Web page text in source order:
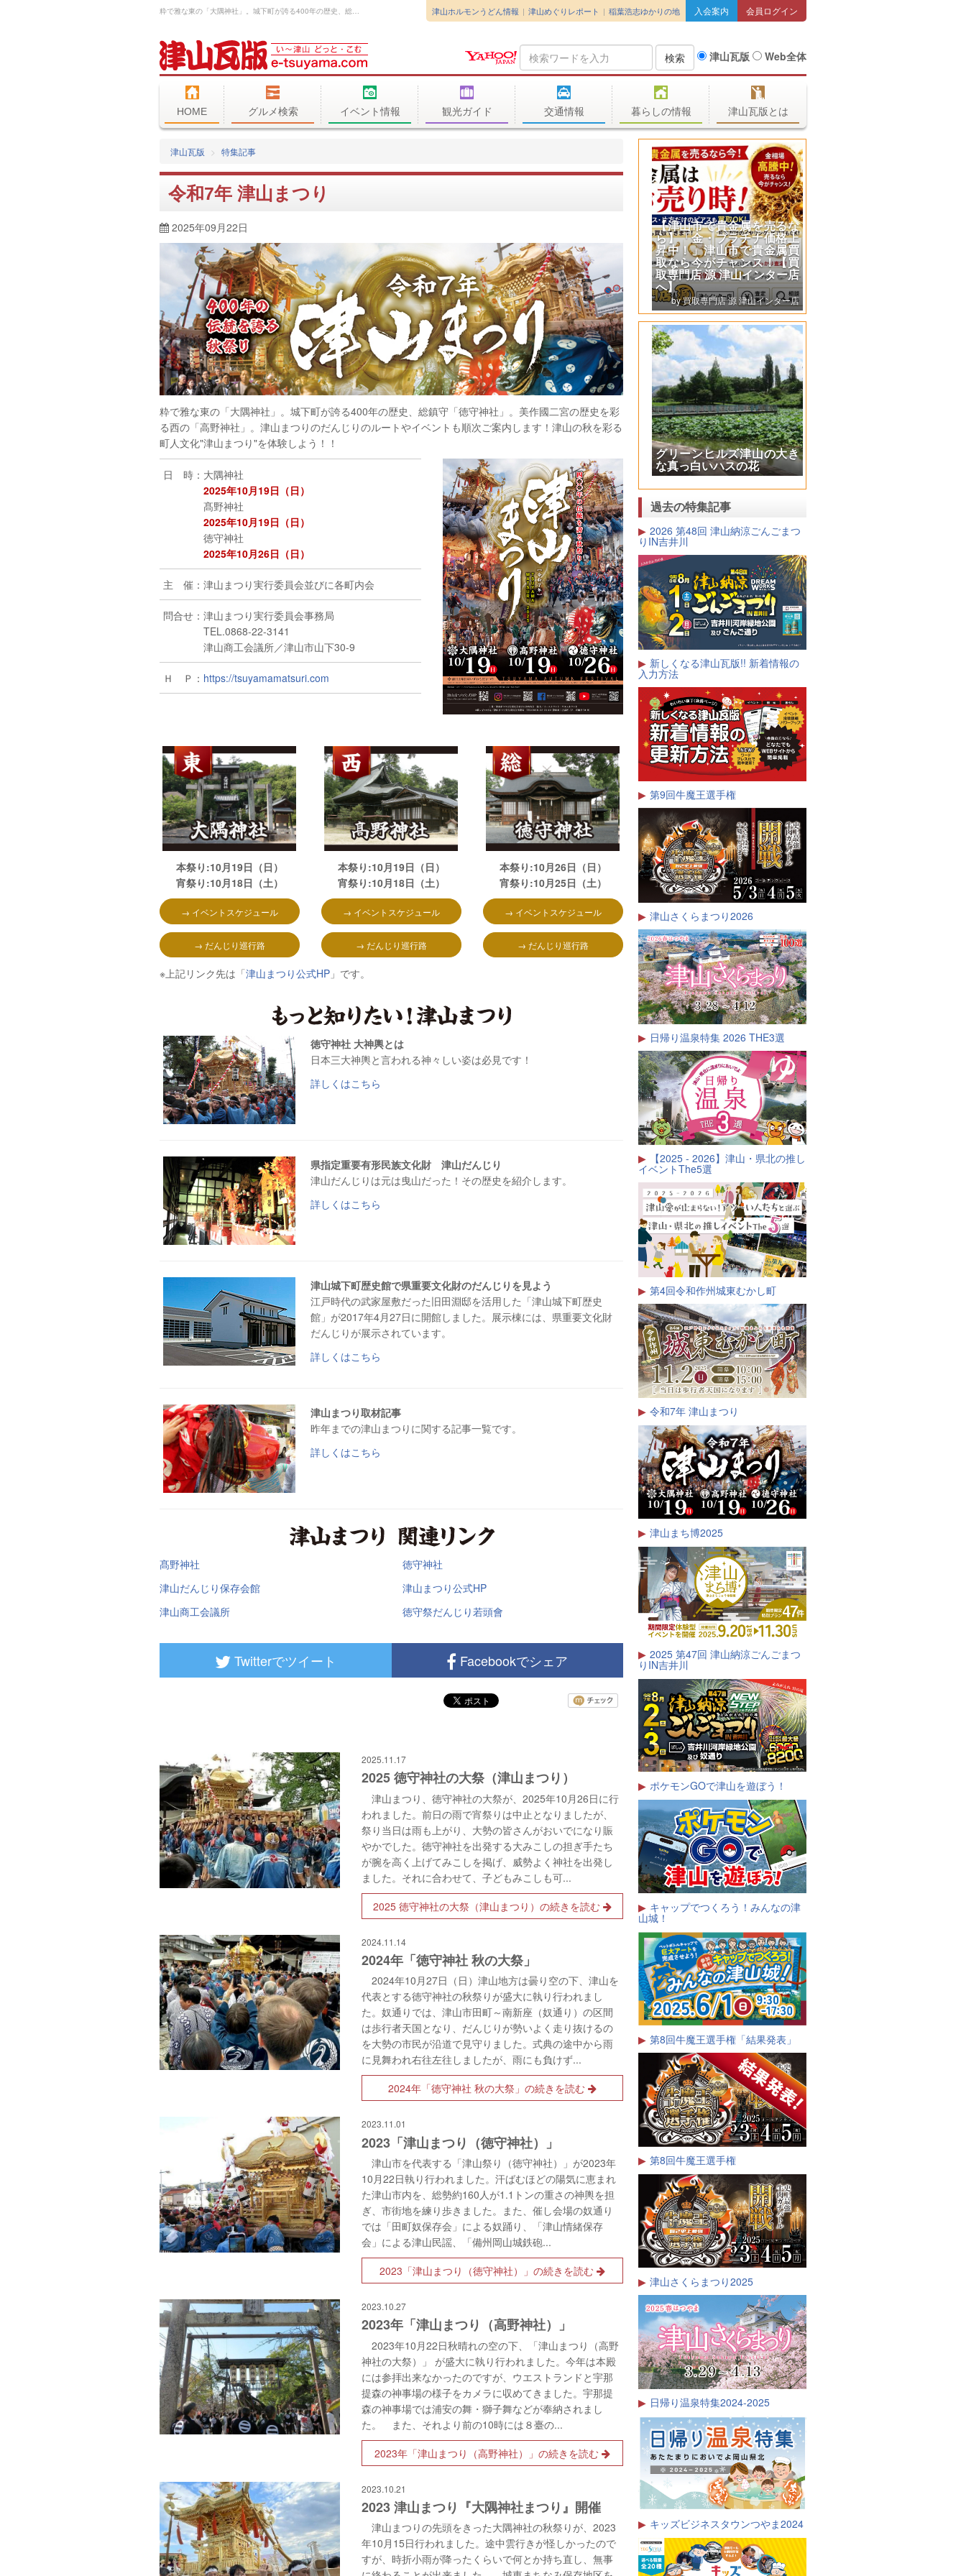
粋で雅な東の「大隅神社」。城下町が誇る400年の歴史、総鎮守「徳守神社」。美作... 入会案内 会員ログイン
津山ホルモンうどん情報 津山めぐりレポート 稲葉浩志ゆかりの地
Search
Query
検索 津山瓦版 Web全体
HOME グルメ検索 イベント情報 観光ガイド 交通情報 暮らしの情報 津山瓦版とは
津山瓦版 特集記事
令和7年 津山まつり
2025年09月22日
粋で雅な東の「大隅神社」。城下町が誇る400年の歴史、総鎮守「徳守神社」。美作國二宮の歴史を彩
る西の「高野神社」。津山まつりのだんじりのルートやイベントも順次ご案内します！津山の秋を彩る
町人文化"津山まつり"を体験しよう！！
日 時：大隅神社
2025年10月19日（日）
髙野神社
2025年10月19日 （日）
徳守神社
2025年10月26日 （日）
主 催：津山まつり実行委員会並びに各町内会
問合せ：津山まつり実行委員会事務局
TEL.0868-22-3141
津山商工会議所／津山市山下30-9
Ｈ Ｐ： https://tsuyamamatsuri.com
本祭り:10月19日（日）
宵祭り:10月18日（土）
→ イベントスケジュール
→ だんじり巡行路
本祭り:10月19日（日）
宵祭り:10月18日（土）
→ イベントスケジュール
→ だんじり巡行路
本祭り:10月26日（日）
宵祭り:10月25日（土）
→ イベントスケジュール
→ だんじり巡行路
※上記リンク先は「津山まつり公式HP 」です。
徳守神社 大神輿とは
日本三大神輿と言われる神々しい姿は必見です！
詳しくはこちら
県指定重要有形民族文化財 津山だんじり
津山だんじりは元は曳山だった！その歴史を紹介します。
詳しくはこちら
津山城下町歴史館で県重要文化財のだんじりを見よう
江戸時代の武家屋敷だった旧田淵邸を活用した「津山城下町歴史
館」が2017年4月27日に開館しました。展示棟には、県重要文化財
だんじりが展示されています。
詳しくはこちら
津山まつり取材記事
昨年までの津山まつりに関する記事一覧です。
詳しくはこちら
髙野神社
津山だんじり保存会館
津山商工会議所
徳守神社
津山まつり公式HP
徳守祭だんじり若頭會
Twitterでツイート Facebookでシェア
2025.11.17
2025 徳守神社の大祭（津山まつり）
津山まつり、徳守神社の大祭が、2025年10月26日に行
われました。前日の雨で宵祭りは中止となりましたが、
祭り当日は雨も上がり、大勢の皆さんがおいでになり賑
やかでした。徳守神社を出発する大みこしの担ぎ手たち
が腕を高く上げてみこしを掲げ、威勢よく神社を出発し
ました。それに合わせて、子どもみこしも可...
2025 徳守神社の大祭（津山まつり）の続きを読む
2024.11.14
2024年「徳守神社 秋の大祭」
2024年10月27日（日）津山地方は曇り空の下、津山を
代表とする徳守神社の秋祭りが盛大に執り行われまし
た。奴通りでは、津山市田町～南新座（奴通り）の区間
は歩行者天国となり、だんじりが勢いよく走り抜けるの
を大勢の市民が沿道で見守りました。式典の途中から雨
に見舞われ右往左往しましたが、雨にも負けず...
2024年「徳守神社 秋の大祭」の続きを読む
2023.11.01
2023「津山まつり（徳守神社）」
津山市を代表する「津山祭り（徳守神社）」が2023年
10月22日執り行われました。汗ばむほどの陽気に恵まれ
た津山市内を、総勢約160人が1.1トンの重さの神輿を担
ぎ、市街地を練り歩きました。また、催し会場の奴通り
では「田町奴保存会」による奴踊り、「津山情緒保存
会」による津山民謡、「備州岡山城鉄砲...
2023「津山まつり（徳守神社）」の続きを読む
2023.10.27
2023年「津山まつり（高野神社）」
2023年10月22日秋晴れの空の下、「津山まつり（高野
神社の大祭）」 が盛大に執り行われました。今年は本殿
には参拝出来なかったのですが、ウエストランドと宇那
提森の神事場の様子をカメラに収めてきました。宇那提
森の神事場では浦安の舞・獅子舞などが奉納されまし
た。 また、それより前の10時には８臺の...
2023年「津山まつり（高野神社）」の続きを読む
2023.10.21
2023 津山まつり『大隅神社まつり』開催
津山まつりの先頭をきった大隅神社の秋祭りが、2023
年10月15日行われました。途中雲行きが怪しかったので
すが、時折小雨が降ったくらいで何とか持ち直し、無事
お盆休みも休まず営業中！
愛犬・ペットと一緒に楽し
いお食事タイムを♪
湯の里 瀬戸川温泉
中世夢が原（中世の歴史公
園）
過去の特集記事
2026 第48回 津山納涼ごんごまつ
りIN吉井川
新しくなる津山瓦版!! 新着情報の
入力方法
第9回牛魔王選手権
津山さくらまつり2026
日帰り温泉特集 2026 THE3選
【2025 - 2026】津山・県北の推し
イベントThe5選
第4回令和作州城東むかし町
令和7年 津山まつり
津山まち博2025
2025 第47回 津山納涼ごんごまつ
りIN吉井川
ポケモンGOで津山を遊ぼう！
キャップでつくろう！みんなの津
山城！
第8回牛魔王選手権「結果発表」
第8回牛魔王選手権
津山さくらまつり2025
日帰り温泉特集2024-2025
キッズビジネスタウンつやま2024